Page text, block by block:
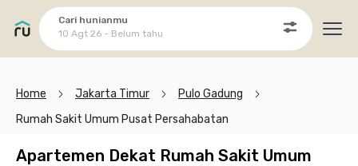
Cari hunianmu
10 Agt 26 - Belum tahu
Home Jakarta Timur
Pulo Gadung
Rumah Sakit Umum Pusat Persahabatan
Apartemen Dekat Rumah Sakit Umum